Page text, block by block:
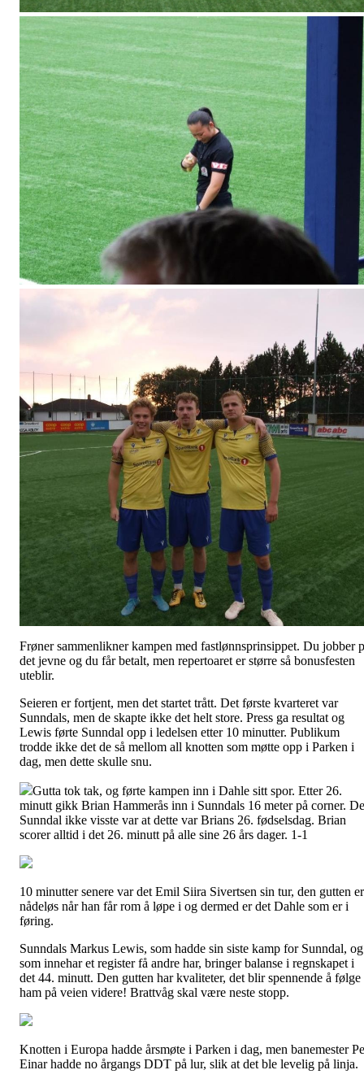
Frøner sammenlikner kampen med fastlønnsprinsippet. Du jobber
det jevne og du får betalt, men repertoaret er større så bonusfesten
uteblir.
Seieren er fortjent, men det startet trått. Det første kvarteret var
Sunndals, men de skapte ikke det helt store. Press ga resultat og
Lewis førte Sunndal opp i ledelsen etter 10 minutter. Publikum
trodde ikke det de så mellom all knotten som møtte opp i Parken i
dag, men dette skulle snu.
Gutta tok tak, og førte kampen inn i Dahle sitt spor. Etter 26.
minutt gikk Brian Hammerås inn i Sunndals 16 meter på corner.
Sunndal ikke visste var at dette var Brians 26. fødselsdag. Brian
scorer alltid i det 26. minutt på alle sine 26 års dager. 1-1
10 minutter senere var det Emil Siira Sivertsen sin tur, den gutten er
nådeløs når han får rom å løpe i og dermed er det Dahle som er i
føring.
Sunndals Markus Lewis, som hadde sin siste kamp for Sunndal, og
som innehar et register få andre har, bringer balanse i regnskapet i
det 44. minutt. Den gutten har kvaliteter, det blir spennende å følge
ham på veien videre! Brattvåg skal være neste stopp.
Knotten i Europa hadde årsmøte i Parken i dag, men banemester
Einar hadde no årgangs DDT på lur, slik at det ble levelig på linja.